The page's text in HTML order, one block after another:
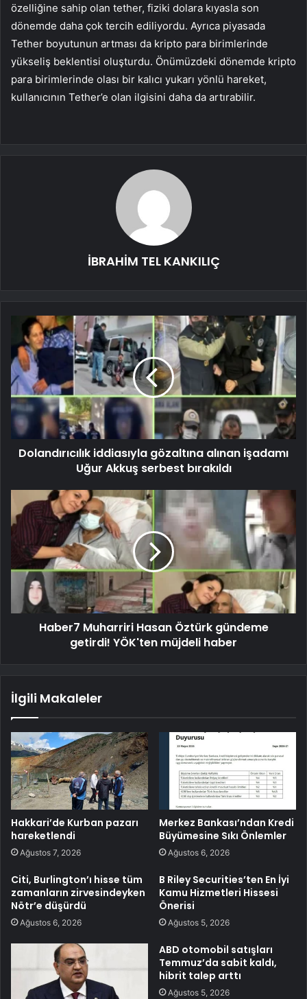
özelliğine sahip olan tether, fiziki dolara kıyasla son
dönemde daha çok tercih ediliyordu. Ayrıca piyasada
Tether boyutunun artması da kripto para birimlerinde
yükseliş beklentisi oluşturdu. Önümüzdeki dönemde kripto
para birimlerinde olası bir kalıcı yukarı yönlü hareket,
kullanıcının Tether’e olan ilgisini daha da artırabilir.
İBRAHİM TEL KANKILIÇ
Dolandırıcılık iddiasıyla gözaltına alınan işadamı
Uğur Akkuş serbest bırakıldı
Haber7 Muharriri Hasan Öztürk gündeme
getirdi! YÖK'ten müjdeli haber
İlgili Makaleler
Hakkari’de Kurban pazarı
hareketlendi
Ağustos 7, 2026
Merkez Bankası’ndan Kredi
Büyümesine Sıkı Önlemler
Ağustos 6, 2026
Citi, Burlington’ı hisse tüm
zamanların zirvesindeyken
Nötr’e düşürdü
Ağustos 6, 2026
B Riley Securities’ten En İyi
Kamu Hizmetleri Hissesi
Önerisi
Ağustos 5, 2026
ABD otomobil satışları
Temmuz’da sabit kaldı,
hibrit talep arttı
Ağustos 5, 2026